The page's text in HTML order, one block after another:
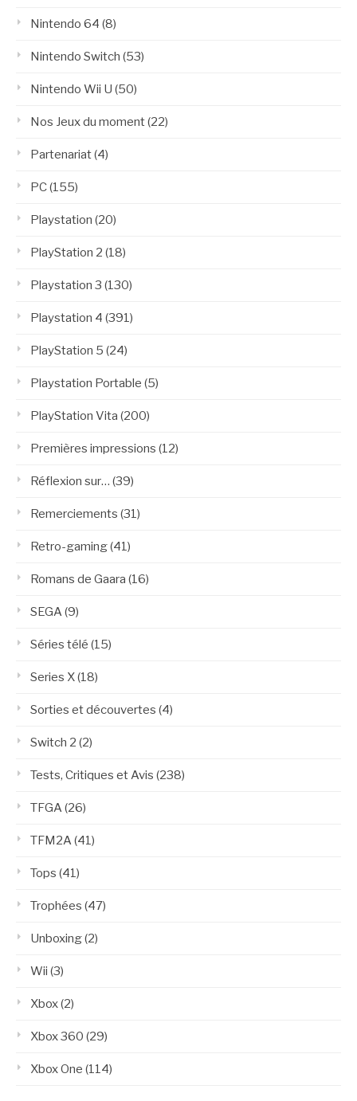
Nintendo 64 (8)
Nintendo Switch (53)
Nintendo Wii U (50)
Nos Jeux du moment(22)
Partenariat(4)
PC(155)
Playstation (20)
PlayStation 2 (18)
Playstation 3 (130)
Playstation 4 (391)
PlayStation 5 (24)
Playstation Portable (5)
PlayStation Vita (200)
Premières impressions (12)
Réflexion sur… (39)
Remerciements (31)
Retro-gaming(41)
Romans de Gaara (16)
SEGA(9)
Séries télé (15)
Series X(18)
Sorties et découvertes (4)
Switch 2 (2)
Tests, Critiques et Avis (238)
TFGA(26)
TFM2A(41)
Tops (41)
Trophées (47)
Unboxing(2)
Wii (3)
Xbox(2)
Xbox 360 (29)
Xbox One (114)